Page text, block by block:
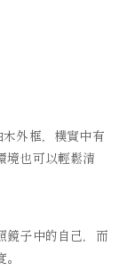
外框，樸實中有
境也可以輕鬆清
鏡子中的自己，而